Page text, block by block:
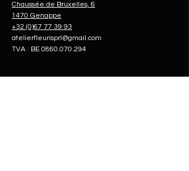
Chaussée de Bruxelles, 6
1470 Genappe
+32 (0)67 77 39 93
atelierfleurisprl@gmail.com
TVA : BE 0860.070.294